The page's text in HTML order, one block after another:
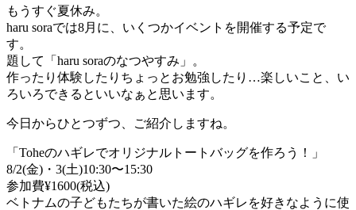
もうすぐ夏休み。
haru soraでは8月に、いくつかイベントを開催する予定で
す。
題して「haru soraのなつやすみ」。
作ったり体験したりちょっとお勉強したり…楽しいこと、い
ろいろできるといいなぁと思います。
今日からひとつずつ、ご紹介しますね。
「Toheのハギレでオリジナルトートバッグを作ろう！」
8/2(金)・3(土)10:30〜15:30
参加費¥1600(税込)
ベトナムの子どもたちが書いた絵のハギレを好きなように使